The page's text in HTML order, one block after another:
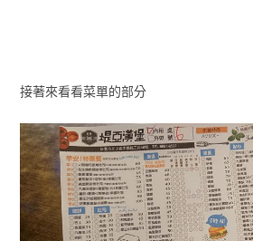
接著來看看菜單的部分